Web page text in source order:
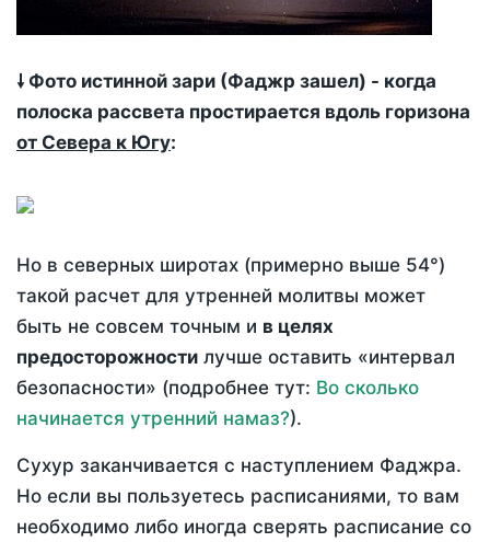
🠗 Фото истинной зари (Фаджр зашел) - когда
полоска рассвета простирается вдоль горизона
от Севера к Югу:
Но в северных широтах (примерно выше 54°)
такой расчет для утренней молитвы может
быть не совсем точным и в целях
предосторожности лучше оставить «интервал
безопасности» (подробнее тут: Во сколько
начинается утренний намаз?).
Сухур заканчивается с наступлением Фаджра.
Но если вы пользуетесь расписаниями, то вам
необходимо либо иногда сверять расписание со